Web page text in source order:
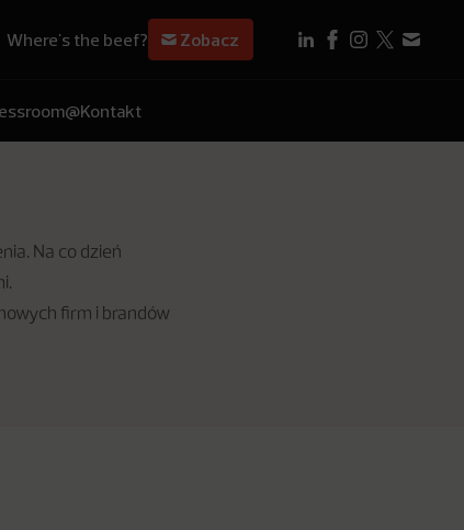
Where's the beef? Zobacz
@Kontakt
Na co dzień
firm i brandów